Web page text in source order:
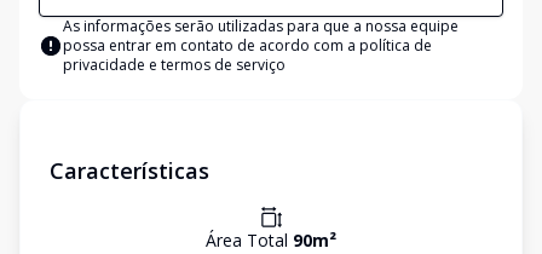
As informações serão utilizadas para que a nossa equipe
possa entrar em contato de acordo com a política de
privacidade e termos de serviço
Características
Área Total 90m²